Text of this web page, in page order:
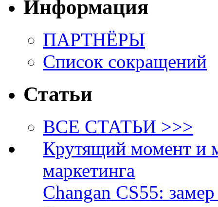
Информация
ПАРТНЁРЫ
Список сокращений
Статьи
ВСЕ СТАТЬИ >>>
Крутящий момент и
маркетинга
Changan CS55: